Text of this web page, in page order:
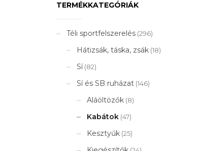
TERMÉKKATEGÓRIÁK
Téli sportfelszerelés (296)
Hátizsák, táska, zsák (18)
Sí (82)
Sí és SB ruházat (146)
Aláöltözők (8)
Kabátok (47)
Kesztyűk (25)